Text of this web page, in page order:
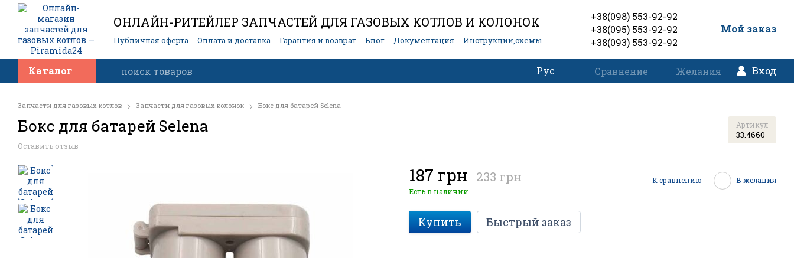
ОНЛАЙН-РИТЕЙЛЕР ЗАПЧАСТЕЙ ДЛЯ ГАЗОВЫХ КОТЛОВ И КОЛОНОК
Публичная оферта Оплата и доставка Гарантия и возврат Блог Документация
Инструкции,схемы
+38(098) 553-92-92
+38(095) 553-92-92
+38(093) 553-92-92
Мой заказ
Каталог Рус Сравнение Желания Вход
Запчасти для газовых котлов Запчасти для газовых колонок Бокс для батарей Selena
Бокс для батарей Selena Артикул
33.4660
Оставить отзыв
187 грн 233 грн
Есть в наличии
К сравнению В желания
Купить Быстрый заказ